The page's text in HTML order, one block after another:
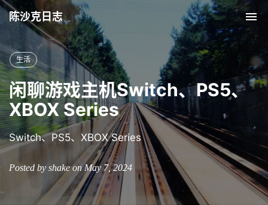
陈沙克日志
生活
闲聊游戏主机Switch、PS5、
XBOX Series
Switch、PS5、XBOX Series
Posted by shake on May 7, 2024